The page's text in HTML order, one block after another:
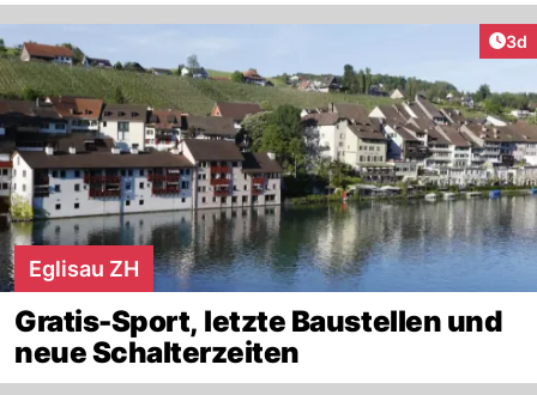
3d
Eglisau ZH
Gratis-Sport, letzte Baustellen und
neue Schalterzeiten